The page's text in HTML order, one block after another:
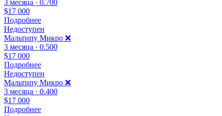
3 месяца · 0.700
$17 000
Подробнее
Недоступен
Мальтипу Микро ❌
3 месяца · 0.500
$17 000
Подробнее
Недоступен
Мальтипу Микро ❌
3 месяца · 0.400
$17 000
Подробнее